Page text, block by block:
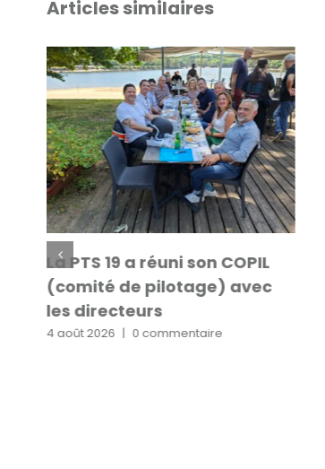
Articles similaires
La PTS 19 a réuni son COPIL
(comité de pilotage) avec
les directeurs
4 août 2026 | 0 commentaire